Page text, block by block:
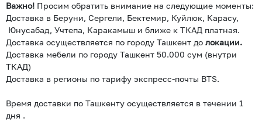
Важно! Просим обратить внимание на следующие моменты:
Доставка в Беруни, Сергели, Бектемир, Куйлюк, Карасу,
Юнусабад, Учтепа, Каракамыш и ближе к ТКАД платная.
Доставка осуществляется по городу Ташкент до локации.
Доставка мебели по городу Ташкент 50.000 сум (внутри
ТКАД)
Доставка в регионы по тарифу экспресс-почты BTS.
Время доставки по Ташкенту осуществляется в течении 1
дня .